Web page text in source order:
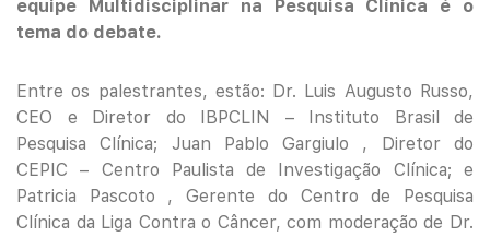
equipe Multidisciplinar na Pesquisa Clínica é o
tema do debate.
Entre os palestrantes, estão: Dr. Luis Augusto Russo,
CEO e Diretor do IBPCLIN – Instituto Brasil de
Pesquisa Clínica; Juan Pablo Gargiulo , Diretor do
CEPIC – Centro Paulista de Investigação Clínica; e
Patricia Pascoto , Gerente do Centro de Pesquisa
Clínica da Liga Contra o Câncer, com moderação de Dr.